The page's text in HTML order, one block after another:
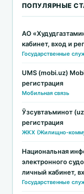
ПОПУЛЯРНЫЕ
АО
кабинет, вход и
Государственные
UMS (mobi.uz)
регистрация
Мобильная связь
Ўзсувтаъминот
регистрация
ЖКХ (Жилищно-
Национальная
электронного
личный кабинет,
Государственные